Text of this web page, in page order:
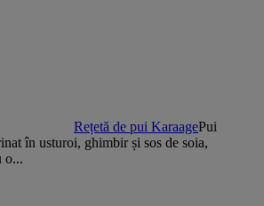
Rețetă de pui KaraagePui
în usturoi, ghimbir și sos de soia,
o...